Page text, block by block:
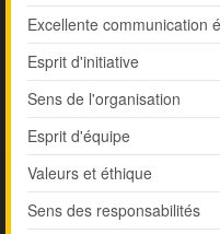
Excellente communication
Esprit d'initiative
Sens de l'organisation
Esprit d'équipe
Valeurs et éthique
Sens des responsabilités